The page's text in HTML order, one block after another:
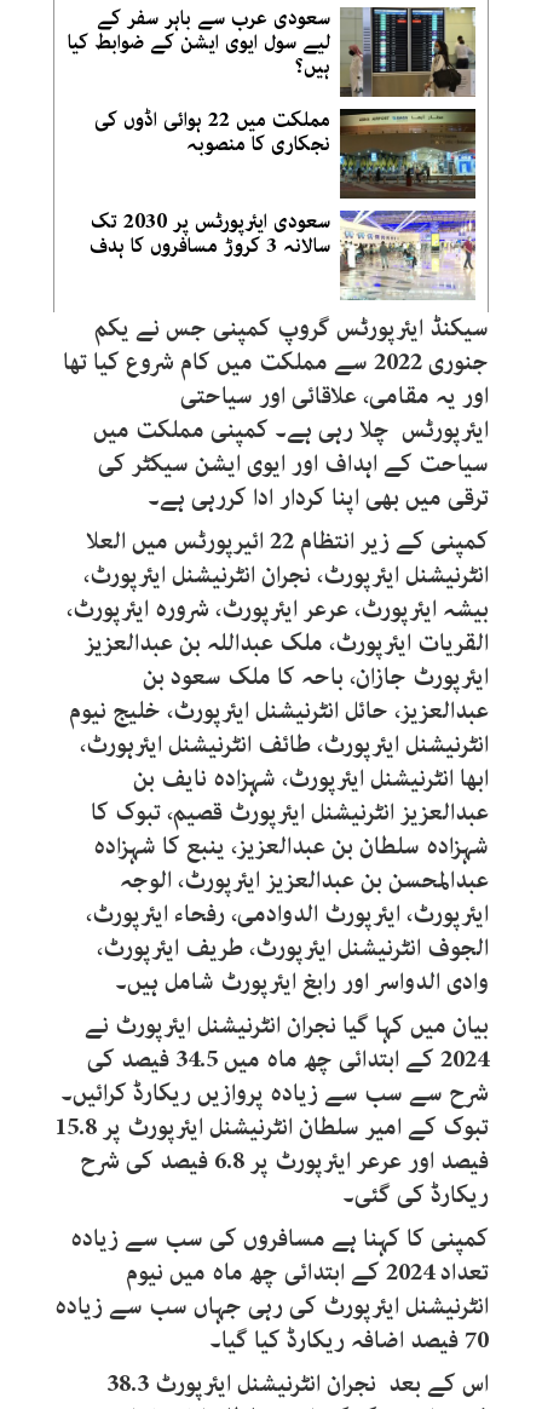
سعودی عرب سے باہر سفر کے
لیے سول ایوی ایشن کے ضوابط کیا
ہیں؟
مملکت میں 22 ہوائی اڈوں کی
نجکاری کا منصوبہ
سعودی ایئرپورٹس پر 2030 تک
سالانہ 3 کروڑ مسافروں کا ہدف
سیکنڈ ایئرپورٹس گروپ کمپنی جس نے یکم
جنوری 2022 سے مملکت میں کام شروع کیا تھا
اور یہ مقامی، علاقائی اور سیاحتی
ایئرپورٹس چلا رہی ہے۔ کمپنی مملکت میں
سیاحت کے اہداف اور ایوی ایشن سیکٹر کی
ترقی میں بھی اپنا کردار ادا کررہی ہے۔
کمپنی کے زیر انتظام 22 ائیرپورٹس میں العلا
انٹرنیشنل ایئرپورٹ، نجران انٹرنیشنل ایئرپورٹ،
بیشہ ایئرپورٹ، عرعر ایئرپورٹ، شرورہ ایئرپورٹ،
القریات ایئرپورٹ، ملک عبداللہ بن عبدالعزیز
ایئرپورٹ جازان، باحہ کا ملک سعود بن
عبدالعزیز، حائل انٹرنیشنل ایئرپورٹ، خلیج نیوم
انٹرنیشنل ایئرپورٹ، طائف انٹرنیشنل ایئرہورٹ،
ابھا انٹرنیشنل ایئرپورٹ، شہزادہ نایف بن
عبدالعزیز انٹرنیشنل ایئرپورٹ قصیم، تبوک کا
شہزادہ سلطان بن عبدالعزیز، ینبع کا شہزادہ
عبدالمحسن بن عبدالعزیز ایئرپورٹ، الوجہ
ایئرپورٹ، ایئرپورٹ الدوادمی، رفحاء ایئرپورٹ،
الجوف انٹرنیشنل ایئرپورٹ، طریف ایئرپورٹ،
وادی الدواسر اور رابغ ایئرپورٹ شامل ہیں۔
بیان میں کہا گیا نجران انٹرنیشنل ایئرپورٹ نے
2024 کے ابتدائی چھ ماہ میں 34.5 فیصد کی
شرح سے سب سے زیادہ پروازیں ریکارڈ کرائیں۔
تبوک کے امیر سلطان انٹرنیشنل ایئرپورٹ پر 15.8
فیصد اور عرعر ایئرپورٹ پر 6.8 فیصد کی شرح
ریکارڈ کی گئی۔
کمپنی کا کہنا ہے مسافروں کی سب سے زیادہ
تعداد 2024 کے ابتدائی چھ ماہ میں نیوم
انٹرنیشنل ایئرپورٹ کی رہی جہاں سب سے زیادہ
70 فیصد اضافہ ریکارڈ کیا گیا۔
اس کے بعد نجران انٹرنیشنل ایئرپورٹ 38.3